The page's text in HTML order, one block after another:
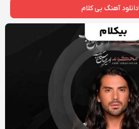
دانلود آهنگ بی کلام